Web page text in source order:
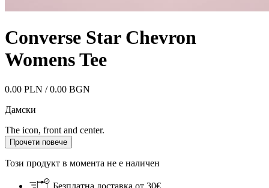
Converse Star Chevron
Womens Tee
0.00 PLN / 0.00 BGN
Дамски
The icon, front and center.
Прочети повече
Този продукт в момента не е наличен
Безплатна доставка от 30€